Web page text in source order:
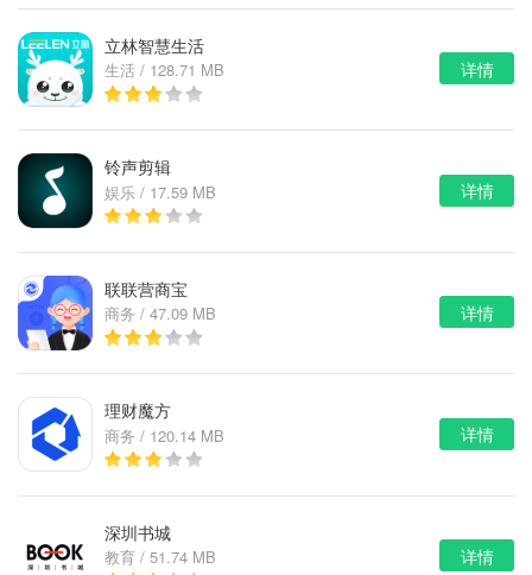
立林智慧生活
生活 / 128.71 MB 详情
铃声剪辑
娱乐 / 17.59 MB 详情
联联营商宝
商务 / 47.09 MB 详情
理财魔方
商务 / 120.14 MB 详情
深圳书城
教育 / 51.74 MB 详情